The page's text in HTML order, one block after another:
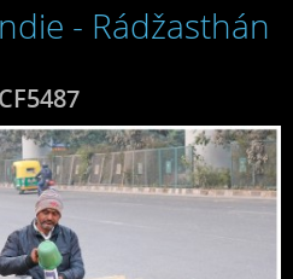
- Rádžasthán